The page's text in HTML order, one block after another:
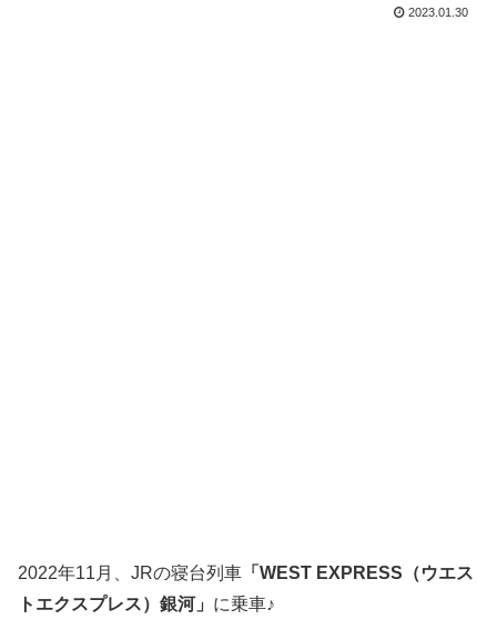
2023.01.30
2022年11月、JRの寝台列車 「WEST EXPRESS（ウエス
トエクスプレス）銀河」 に乗車♪